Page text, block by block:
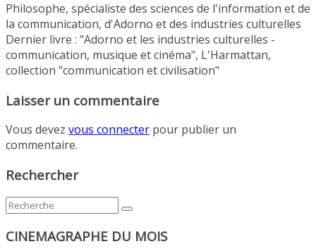
Philosophe, spécialiste des sciences de l'information et de
la communication, d'Adorno et des industries culturelles
Dernier livre : "Adorno et les industries culturelles -
communication, musique et cinéma", L'Harmattan,
collection "communication et civilisation"
Laisser un commentaire
Vous devez vous connecter pour publier un
commentaire.
Rechercher
CINEMAGRAPHE DU MOIS